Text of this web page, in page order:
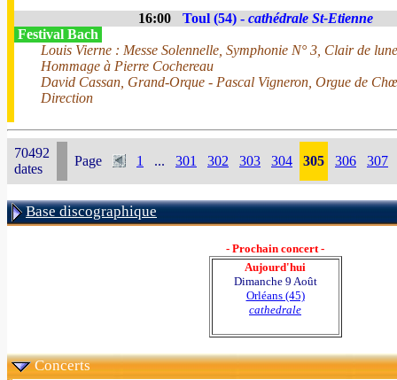
16:00 Toul (54) - cathédrale St-Etienne
Festival Bach
Louis Vierne : Messe Solennelle, Symphonie N° 3, Clair de
Hommage à Pierre Cochereau
David Cassan, Grand-Orque - Pascal Vigneron, Orgue de
Direction
70492
dates
Page 1 ... 301 302 303 304 305 306 307
Base discographique
- Prochain concert -
Aujourd'hui
Dimanche 9 Août
Orléans (45)
cathedrale
Concerts